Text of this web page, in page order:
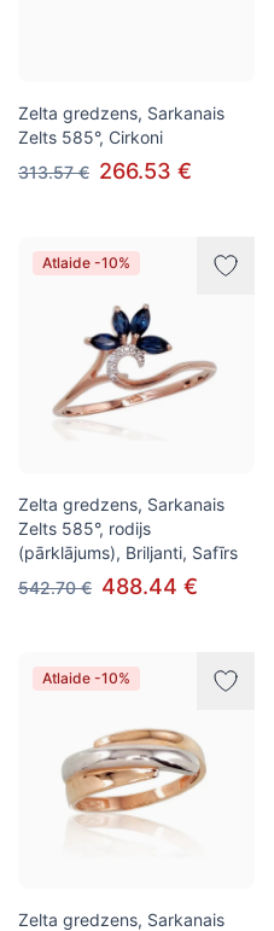
Zelta gredzens, Sarkanais
Zelts 585°, Cirkoni
313.57 € 266.53 €
Atlaide -10%
Zelta gredzens, Sarkanais
Zelts 585°, rodijs
(pārklājums), Briljanti, Safīrs
542.70 € 488.44 €
Atlaide -10%
Zelta gredzens, Sarkanais